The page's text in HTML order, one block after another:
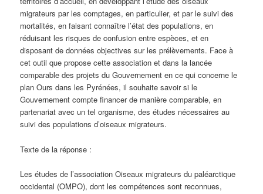
migrateurs par les comptages, en particulier, et par le suivi des
mortalités, en faisant connaître l’état des populations, en
réduisant les risques de confusion entre espèces, et en
disposant de données objectives sur les prélèvements. Face à
cet outil que propose cette association et dans la lancée
comparable des projets du Gouvernement en ce qui concerne le
plan Ours dans les Pyrénées, il souhaite savoir si le
Gouvernement compte financer de manière comparable, en
partenariat avec un tel organisme, des études nécessaires au
suivi des populations d’oiseaux migrateurs.
Texte de la réponse :
Les études de l’association Oiseaux migrateurs du paléarctique
occidental (OMPO), dont les compétences sont reconnues,